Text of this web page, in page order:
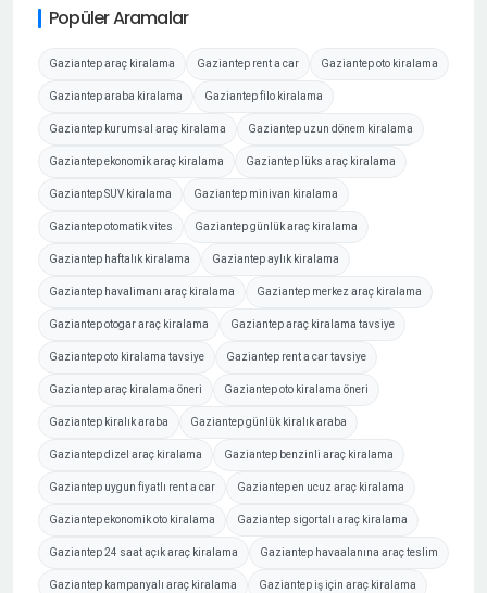
Popüler Aramalar
Gaziantep araç kiralama Gaziantep rent a car Gaziantep oto kiralama
Gaziantep araba kiralama Gaziantep filo kiralama
Gaziantep kurumsal araç kiralama Gaziantep uzun dönem kiralama
Gaziantep ekonomik araç kiralama Gaziantep lüks araç kiralama
Gaziantep SUV kiralama Gaziantep minivan kiralama
Gaziantep otomatik vites Gaziantep günlük araç kiralama
Gaziantep haftalık kiralama Gaziantep aylık kiralama
Gaziantep havalimanı araç kiralama Gaziantep merkez araç kiralama
Gaziantep otogar araç kiralama Gaziantep araç kiralama tavsiye
Gaziantep oto kiralama tavsiye Gaziantep rent a car tavsiye
Gaziantep araç kiralama öneri Gaziantep oto kiralama öneri
Gaziantep kiralık araba Gaziantep günlük kiralık araba
Gaziantep dizel araç kiralama Gaziantep benzinli araç kiralama
Gaziantep uygun fiyatlı rent a car Gaziantep en ucuz araç kiralama
Gaziantep ekonomik oto kiralama Gaziantep sigortalı araç kiralama
Gaziantep 24 saat açık araç kiralama Gaziantep havaalanına araç teslim
Gaziantep kampanyalı araç kiralama Gaziantep iş için araç kiralama